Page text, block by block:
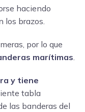
haciendo
los brazos.
por lo que
marítimas.
y tiene
tabla
las banderas del